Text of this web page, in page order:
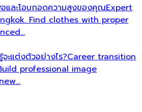
และโอบกอดความสูงของคุณExpert
Find clothes with proper
ะแต่งตัวอย่างไร?Career transition
professional image